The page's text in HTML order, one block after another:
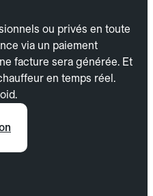
ou privés en toute
via un paiement
facture sera générée. Et
en temps réel.